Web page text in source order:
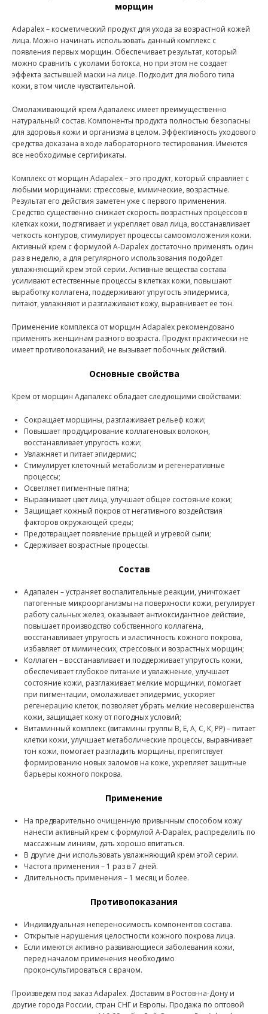
морщин
Adapalex – косметический продукт для ухода за возрастной кожей
лица. Можно начинать использовать данный комплекс с
появления первых морщин. Обеспечивает результат, который
можно сравнить с уколами ботокса, но при этом не создает
эффекта застывшей маски на лице. Подходит для любого типа
кожи, в том числе чувствительной.
Омолаживающий крем Адапалекс имеет преимущественно
натуральный состав. Компоненты продукта полностью безопасны
для здоровья кожи и организма в целом. Эффективность уходового
средства доказана в ходе лабораторного тестирования. Имеются
все необходимые сертификаты.
Комплекс от морщин Adapalex – это продукт, который справляет с
любыми морщинами: стрессовые, мимические, возрастные.
Результат его действия заметен уже с первого применения.
Средство существенно снижает скорость возрастных процессов в
клетках кожи, подтягивает и укрепляет овал лица, восстанавливает
четкость контуров, стимулирует процессы самоомоложения кожи.
Активный крем с формулой A-Dapalex достаточно применять один
раз в неделю, а для регулярного использования подойдет
увлажняющий крем этой серии. Активные вещества состава
усиливают естественные процессы в клетках кожи, повышают
выработку коллагена, поддерживают упругость эпидермиса,
питают, увлажняют и разглаживают кожу, выравнивает ее тон.
Применение комплекса от морщин Adapalex рекомендовано
применять женщинам разного возраста. Продукт практически не
имеет противопоказаний, не вызывает побочных действий.
Основные свойства
Крем от морщин Адапалекс обладает следующими свойствами:
Сокращает морщины, разглаживает рельеф кожи;
Повышает продуцирование коллагеновых волокон,
восстанавливает упругость кожи;
Увлажняет и питает эпидермис;
Стимулирует клеточный метаболизм и регенеративные
процессы;
Осветляет пигментные пятна;
Выравнивает цвет лица, улучшает общее состояние кожи;
Защищает кожный покров от негативного воздействия
факторов окружающей среды;
Предотвращает появление прыщей и угревой сыпи;
Сдерживает возрастные процессы.
Состав
Адапален – устраняет воспалительные реакции, уничтожает
патогенные микроорганизмы на поверхности кожи, регулирует
работу сальных желез, оказывает антиоксидантное действие,
повышает производство собственного коллагена,
восстанавливает упругость и эластичность кожного покрова,
избавляет от мимических, стрессовых и возрастных морщин;
Коллаген – восстанавливает и поддерживает упругость кожи,
обеспечивает глубокое питание и увлажнение, улучшает
состояние кожи, разглаживает мелкие морщинки, помогает
при пигментации, омолаживает эпидермис, ускоряет
регенерацию клеток, позволяет убрать мелкие несовершенства
кожи, защищает кожу от погодных условий;
Витаминный комплекс (витамины группы В, Е, А, С, К, РР) – питает
клетки кожи, улучшает метаболические процессы, выравнивает
тон кожи, помогает разгладить морщины, препятствует
формированию новых заломов на коже, укрепляет защитные
барьеры кожного покрова.
Применение
На предварительно очищенную привычным способом кожу
нанести активный крем с формулой A-Dapalex, распределить по
массажным линиям, дать хорошо впитаться.
В другие дни использовать увлажняющий крем этой серии.
Частота применения – 1 раз в 7 дней.
Длительность применения – 1 месяц и более.
Противопоказания
Индивидуальная непереносимость компонентов состава.
Открытые нарушения целостности кожного покрова лица.
Если имеются активно развивающиеся заболевания кожи,
перед началом применения необходимо
проконсультироваться с врачом.
Произведем под заказ Adapalex. Доставим в Ростов-на-Дону и
другие города России, стран СНГ и Европы. Продажа по оптовой